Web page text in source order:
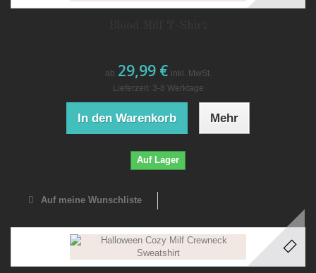
ab 29,99 € inkl. MwSt.
Lieferzeit: 3-8 Werktage
In den Warenkorb Mehr
Auf Lager
Auf meine Wunschliste